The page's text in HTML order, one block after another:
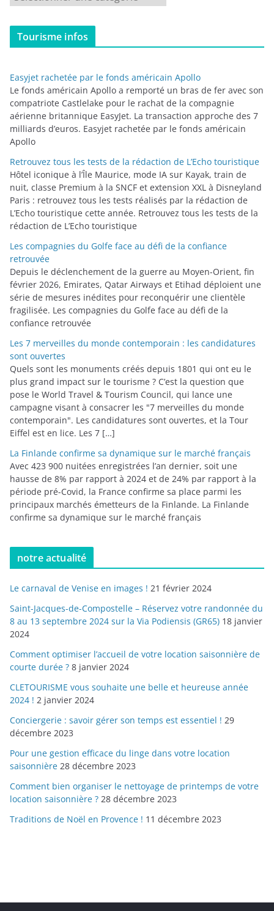
a
t
r
i
e
s
Tourisme infos
Easyjet rachetée par le fonds américain Apollo
Le fonds américain Apollo a remporté un bras de fer avec son
compatriote Castlelake pour le rachat de la compagnie
aérienne britannique EasyJet. La transaction approche des 7
milliards d’euros. Easyjet rachetée par le fonds américain
Apollo
Retrouvez tous les tests de la rédaction de L’Echo touristique
Hôtel iconique à l’Île Maurice, mode IA sur Kayak, train de
nuit, classe Premium à la SNCF et extension XXL à Disneyland
Paris : retrouvez tous les tests réalisés par la rédaction de
L’Echo touristique cette année. Retrouvez tous les tests de la
rédaction de L’Echo touristique
Les compagnies du Golfe face au défi de la confiance
retrouvée
Depuis le déclenchement de la guerre au Moyen-Orient, fin
février 2026, Emirates, Qatar Airways et Etihad déploient une
série de mesures inédites pour reconquérir une clientèle
fragilisée. Les compagnies du Golfe face au défi de la
confiance retrouvée
Les 7 merveilles du monde contemporain : les candidatures
sont ouvertes
Quels sont les monuments créés depuis 1801 qui ont eu le
plus grand impact sur le tourisme ? C’est la question que
pose le World Travel & Tourism Council, qui lance une
campagne visant à consacrer les "7 merveilles du monde
contemporain". Les candidatures sont ouvertes, et la Tour
Eiffel est en lice. Les 7 […]
La Finlande confirme sa dynamique sur le marché français
Avec 423 900 nuitées enregistrées l’an dernier, soit une
hausse de 8% par rapport à 2024 et de 24% par rapport à la
période pré-Covid, la France confirme sa place parmi les
principaux marchés émetteurs de la Finlande. La Finlande
confirme sa dynamique sur le marché français
notre actualité
Le carnaval de Venise en images ! 21 février 2024
Saint-Jacques-de-Compostelle – Réservez votre randonnée du
8 au 13 septembre 2024 sur la Via Podiensis (GR65) 18 janvier
2024
Comment optimiser l’accueil de votre location saisonnière de
courte durée ? 8 janvier 2024
CLETOURISME vous souhaite une belle et heureuse année
2024 ! 2 janvier 2024
Conciergerie : savoir gérer son temps est essentiel ! 29
décembre 2023
Pour une gestion efficace du linge dans votre location
saisonnière 28 décembre 2023
Comment bien organiser le nettoyage de printemps de votre
location saisonnière ? 28 décembre 2023
Traditions de Noël en Provence ! 11 décembre 2023